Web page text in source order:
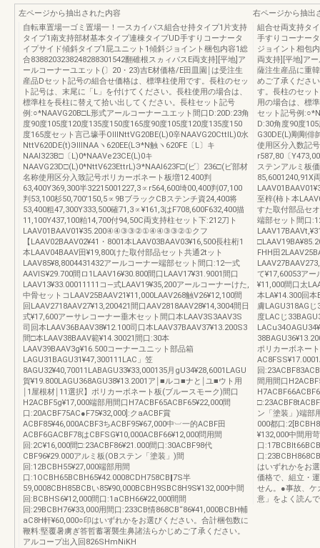
左ページから抽出された内容
自転車置場一ゴミ置場一！一スカイパス組合せ持タイプ1片支持
タイプ1南支持部材基本タイプ連棟タイプUD手すりコーナータ
イプサイド傾斜タイプ1屁ユニット1傾斜ジョイント梱包内容1総
合8388203238248288301542翻碓根スヵィパスE両支持][平地]ア
ールコーナーユエット(〕20・23)吉E材価格/E田皿園￨は受注生
産品Dセット記号の組合せ価格は、標準柱使用です。長柱のセッ
ト記号は、末尾に「L」を付けてください。長柱使用の場合は、
標準柱を長柱に替えて拾い出してください。長柱セット記号
例:○*NAAVG20B□L形式アールコーナーユエット間口D:20D:23角
度90度105度120度135度150度165度90度105度120度135度150
度165度セット言己壕手OⅢNttVG20BE(L)0辛NAAVG20CttlL)0水
NttV620DE(t)ЭⅢNAAヽ620EE(LЭ*N触ヽ620FE〔L〕キ
NAAl323B□〔L)0*NAAVe23CE(L)0キ
NAAVG23D□(L)0*NttV623EttrL)Э*NAAl623F□(ビ〕236□(ビ部材
名称使用区分入致記号ポリカーボネート板増12.400判
63,400Y369,300半32215001227,3∝r564,600埼00,400判07,100
判53,100杉50,700'150,5∝9BブラックCBステンチ資24,400将
53,400粗47,300Y333,500確71,3∝¥161,3はF708,600F632,400描
11,100Y437,100粕14,700付94,50C両支持柱セット下:212刀ト
LAAV01BAAV01¥35.200④④③③②①④④③③②①クフ
【LAAV02BAAV02¥41・8001本LAAV03BAAV03¥16,500長柱桁1
本LAAV04BAAV田¥19,800けた取付部品セット共通2tット
LAAV85¥8,8004431432アールコーナー端部セット間口:12一式
AAVlS¥29.700間ロ1LAAV16¥30.800間口LAAV17¥31.9001間口
LAAV13¥33.00011111コ―式LAAV19¥35,200アールコーナーけた,
中骨セットコLAAV25BAAV21¥11,000LAAV268触V26¥12,100間
回LAAV2718AAV27¥13,200421間口AAV2818AAV28¥14,3004間日
式¥17,600アーサレコーナー垂木セット間口本LAAV3S3AAV3S
司回本LAAV36BAAV38¥12.100司口本LAAV37BAAV37¥13.200S3
間□本LAAV38BAAV範¥14.30021間口:30本
LAAV39BAAV3g¥16.500コーナーユニット部品箱
LAGU31BAGU31¥47,300111LAC」笠
8AGU32¥40,70011LABAGU33¥33,000135月gU34¥28,6001LAGU
賀¥19.800LAGU368AGU38¥13.2001ア￨■ルコ■ナと￨ユ■ウト用
￨1屋根材￨11選択】ポリカーボネート板(ブルースモーク)間口
H2ACBF5g¥17,000端部用間口H7ACBF65ACBF65¥22,000間
口:20ACBF75AC●F75¥32,000]:クaACBF賞
ACBF85¥46,000ACBF3ちACBF95¥67,000中︺一的ACBF田
ACBF6GACBF78はCBFSG¥10,000ACBF66¥12,000問用間
回:2C¥16,000間□:23ACBF86¥21.000間口:30ACBF98代
CBF96¥29.000アルミ板(OBステン「塗装」)間
回:12BCBH55¥27,000端部用間
口:1OCBH65BCBH65¥42.0008CDH758CB‖7S半
59,0008CBH85BCBい85¥90,000BCBH9SBC8H9S¥132,000中間
回:BCBHS6¥12,000間口:1aCBH66¥22,000間間
回:29BCBH76¥33,000用間口:233CB情868CB“86¥41,000BCBH輔
aC8H軒¥60,000○印はいずれかをお選びください。合計梱包数に
鞭料:堅覆暑虜ぎ答哲蓄署襲生鼻諸法らかじめご了承ください。
アルコープ出入回826SHmNiKH
右ページから抽出
組合せ両支持タ
手すりコーナー
ジョイント相包
両支持][平地]ア
薩注生産品に重
めご了承くださ
す。長柱のセッ
用の場合は、標
セット記号例
D:30角度90度
G30DE(L)剛剛俳
使用区分入数記
r587,80〔
ステンアルミ板
85,6001240,91X
至梓(柿ト本
すた取付部品セ
端部セット間口
FHH田
て¥17,60053アー
¥11,000間口太
本LA¥14.300回
膚LAGU318AG
度LACじ
ポリカーボネー
回
間用間口
ン「塗装」)端部
000都口
¥132,000中間用
口
口
はいずれかをお
価格で、組立・
せん。●事故、ケ
意」をよく読ん